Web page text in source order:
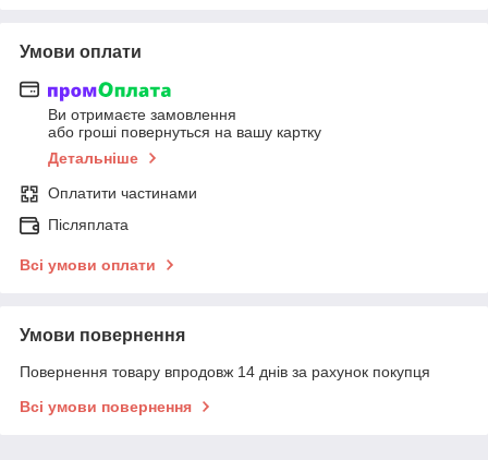
Умови оплати
Ви отримаєте замовлення
або гроші повернуться на вашу картку
Детальніше
Оплатити частинами
Післяплата
Всі умови оплати
Умови повернення
Повернення товару впродовж 14 днів за рахунок покупця
Всі умови повернення